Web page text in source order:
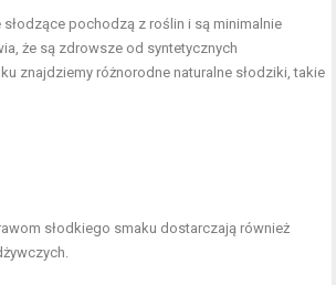
słodzące pochodzą z roślin i są minimalnie
że są zdrowsze od syntetycznych
znajdziemy różnorodne naturalne słodziki, takie
słodkiego smaku dostarczają również